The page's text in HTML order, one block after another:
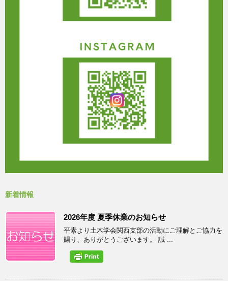
新着情報
2026年度 夏季休業のお知らせ
平素より土木学会関西支部の活動にご理解とご協力を
賜り、ありがとうございます。 誠 ...